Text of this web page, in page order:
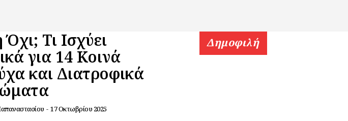
Όχι; Τι Ισχύει
για 14 Κοινά
και Διατροφικά
- 17 Οκτωβρίου 2025
Δημοφιλή